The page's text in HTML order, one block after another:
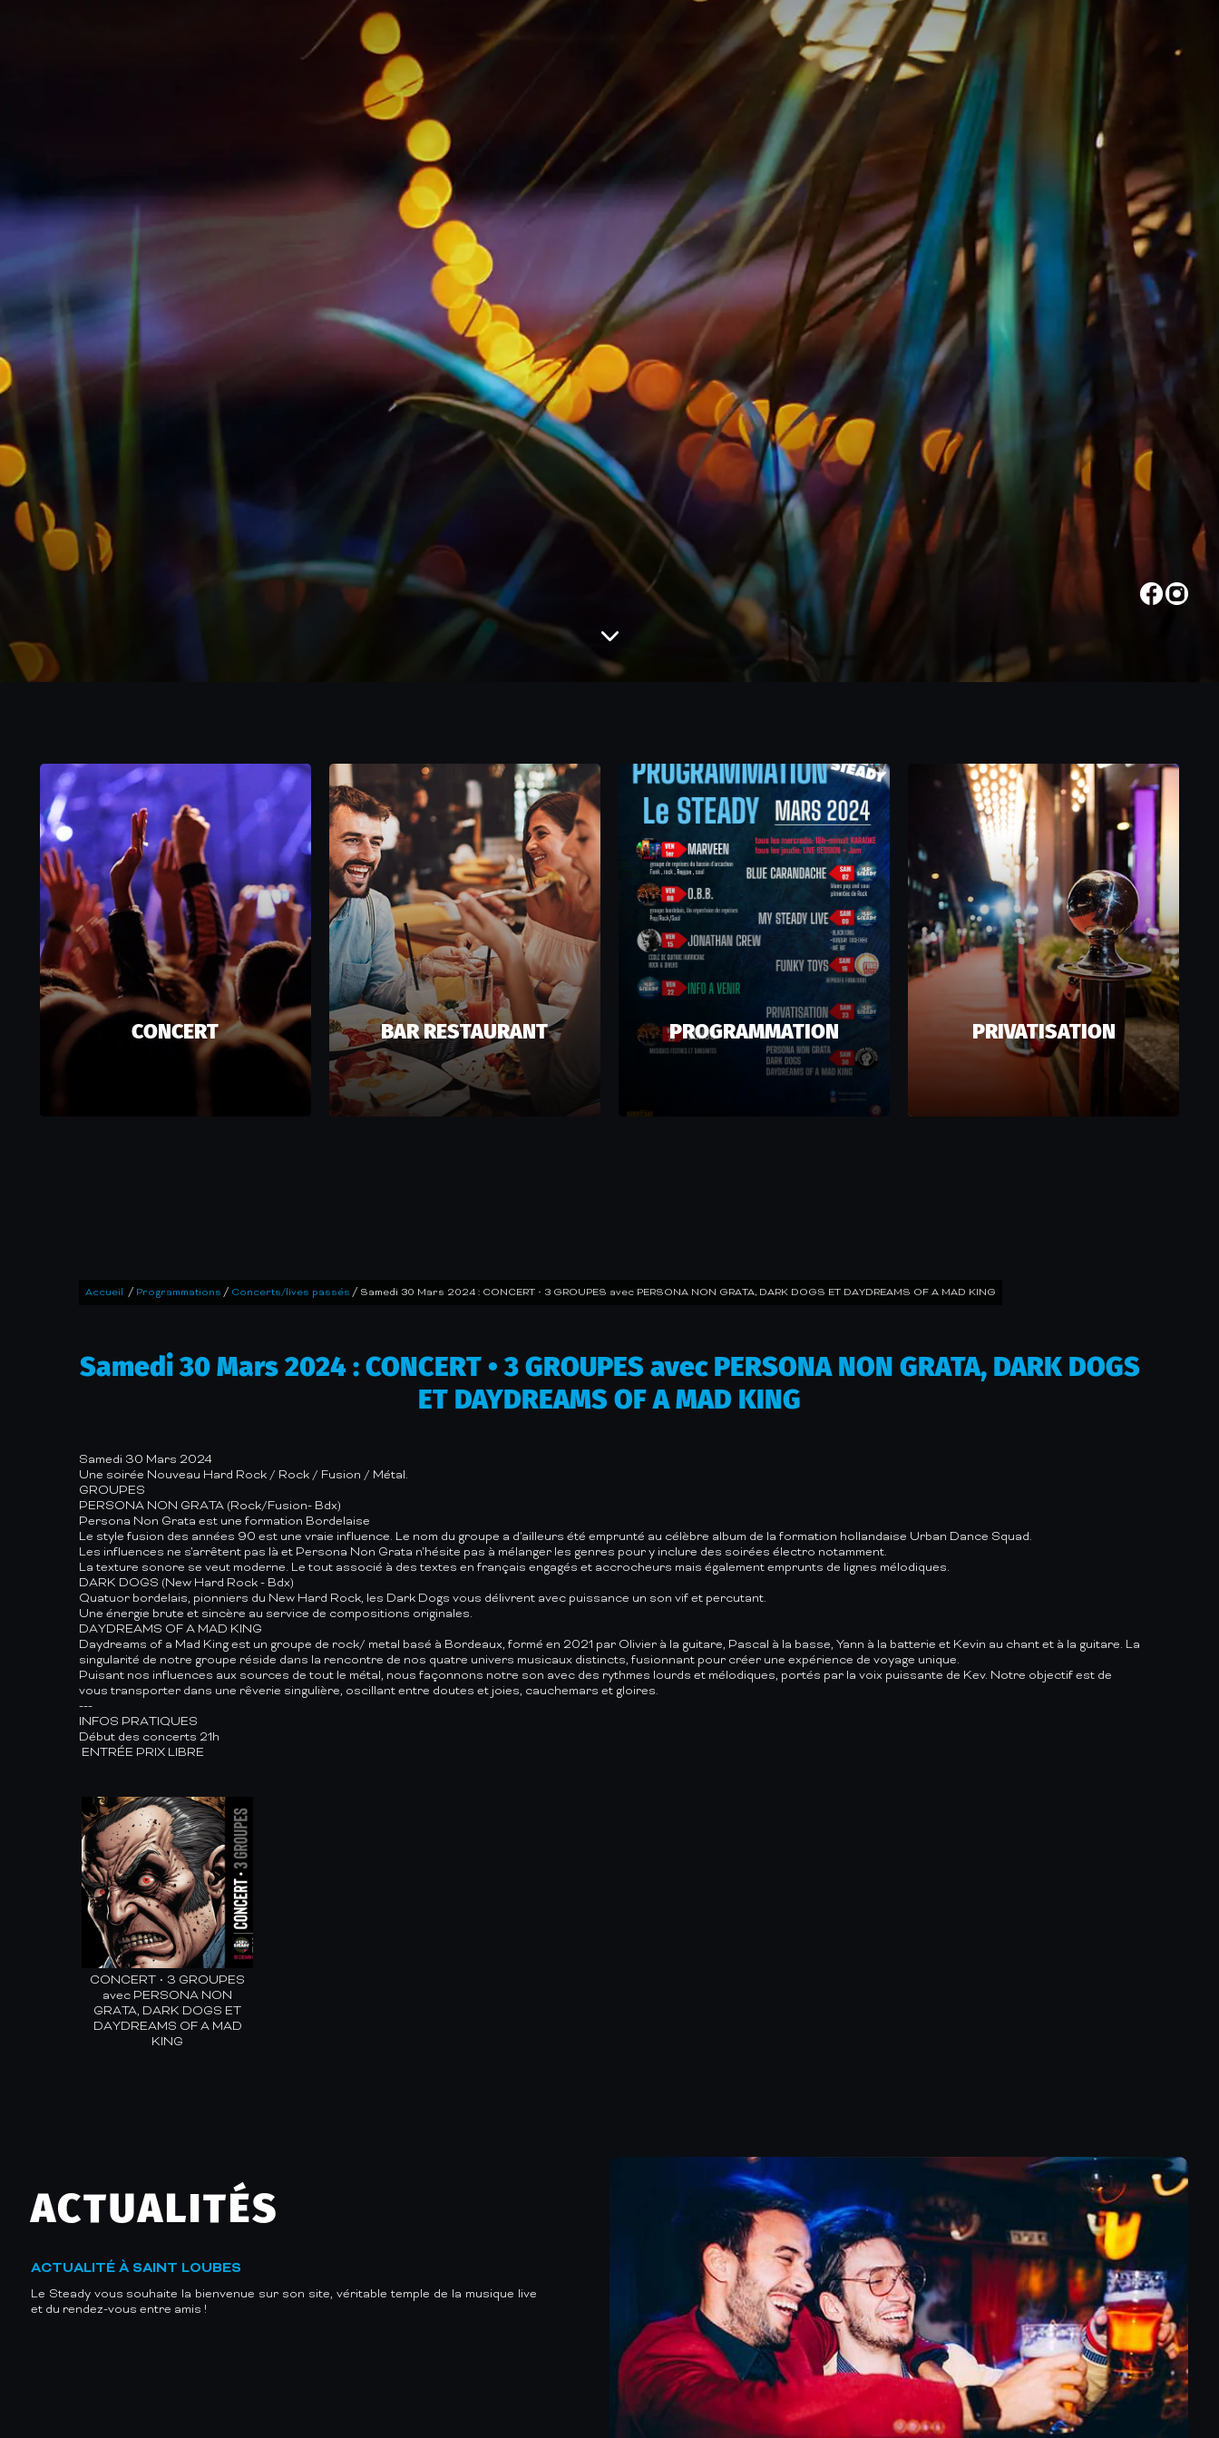
CONCERT BAR RESTAURANT PROGRAMMATION PRIVATISATION
Accueil / Programmations / Concerts/lives passés / Samedi 30 Mars 2024 : CONCERT • 3 GROUPES avec PERSONA NON GRATA, DARK DOGS ET DAYDREAMS OF A MAD KING
Samedi 30 Mars 2024 : CONCERT • 3 GROUPES avec PERSONA NON GRATA, DARK DOGS
ET DAYDREAMS OF A MAD KING
Samedi 30 Mars 2024
Une soirée Nouveau Hard Rock / Rock / Fusion / Métal.
GROUPES
PERSONA NON GRATA (Rock/Fusion- Bdx)
Persona Non Grata est une formation Bordelaise
Le style fusion des années 90 est une vraie influence. Le nom du groupe a d'ailleurs été emprunté au célèbre album de la formation hollandaise Urban Dance Squad.
Les influences ne s'arrêtent pas là et Persona Non Grata n'hésite pas à mélanger les genres pour y inclure des soirées électro notamment.
La texture sonore se veut moderne. Le tout associé à des textes en français engagés et accrocheurs mais également emprunts de lignes mélodiques.
DARK DOGS (New Hard Rock - Bdx)
Quatuor bordelais, pionniers du New Hard Rock, les Dark Dogs vous délivrent avec puissance un son vif et percutant.
Une énergie brute et sincère au service de compositions originales.
DAYDREAMS OF A MAD KING
Daydreams of a Mad King est un groupe de rock/ metal basé à Bordeaux, formé en 2021 par Olivier à la guitare, Pascal à la basse, Yann à la batterie et Kevin au chant et à la guitare. La
singularité de notre groupe réside dans la rencontre de nos quatre univers musicaux distincts, fusionnant pour créer une expérience de voyage unique.
Puisant nos influences aux sources de tout le métal, nous façonnons notre son avec des rythmes lourds et mélodiques, portés par la voix puissante de Kev. Notre objectif est de
vous transporter dans une rêverie singulière, oscillant entre doutes et joies, cauchemars et gloires.
---
INFOS PRATIQUES
Début des concerts 21h
​ ENTRÉE PRIX LIBRE
CONCERT • 3 GROUPES
avec PERSONA NON
GRATA, DARK DOGS ET
DAYDREAMS OF A MAD
KING
ACTUALITÉS
ACTUALITÉ À SAINT LOUBES
Le Steady vous souhaite la bienvenue sur son site, véritable temple de la musique live
et du rendez-vous entre amis !